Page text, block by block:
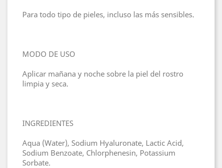
Para todo tipo de pieles, incluso las más sensibles.
MODO DE USO
Aplicar mañana y noche sobre la piel del rostro
limpia y seca.
INGREDIENTES
Aqua (Water), Sodium Hyaluronate, Lactic Acid,
Sodium Benzoate, Chlorphenesin, Potassium
Sorbate.